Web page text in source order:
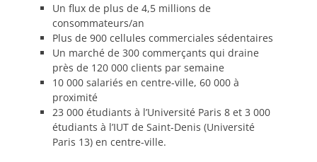
Un flux de plus de 4,5 millions de
consommateurs/an
Plus de 900 cellules commerciales sédentaires
Un marché de 300 commerçants qui draine
près de 120 000 clients par semaine
10 000 salariés en centre-ville, 60 000 à
proximité
23 000 étudiants à l’Université Paris 8 et 3 000
étudiants à l’IUT de Saint-Denis (Université
Paris 13) en centre-ville.